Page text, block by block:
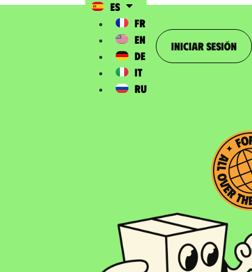
ES
FR
EN
DE
IT
RU
Iniciar sesión